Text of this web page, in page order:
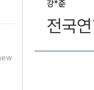
강*준
전국